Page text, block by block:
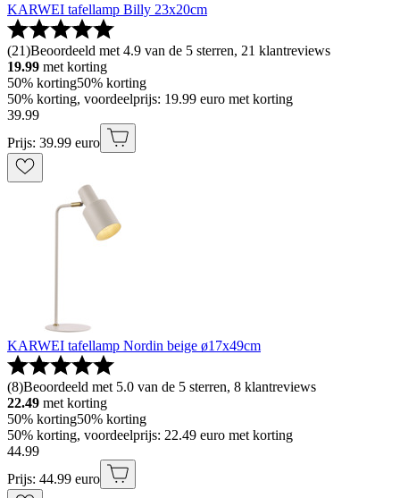
KARWEI tafellamp Billy 23x20cm
(21)Beoordeeld met 4.9 van de 5 sterren, 21 klantreviews
19.99 met korting
50% korting50% korting
50% korting, voordeelprijs: 19.99 euro met korting
39.99
Prijs: 39.99 euro
KARWEI tafellamp Nordin beige ø17x49cm
(8)Beoordeeld met 5.0 van de 5 sterren, 8 klantreviews
22.49 met korting
50% korting50% korting
50% korting, voordeelprijs: 22.49 euro met korting
44.99
Prijs: 44.99 euro